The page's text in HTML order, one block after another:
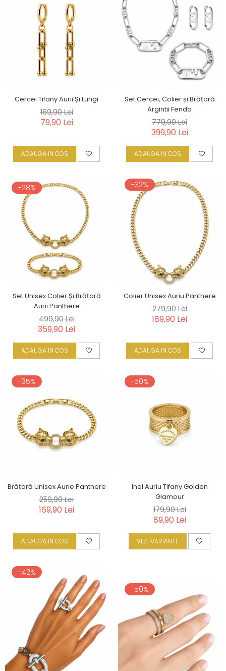
Cercei Tifany Aurii Și Lungi
169,90 Lei
79,90 Lei
ADAUGA IN COS
Set Cercei, Colier și Brățară
Argintii Fenda
779,90 Lei
399,90 Lei
ADAUGA IN COS
-28%
Set Unisex Colier Și Brățară
Aurii Panthere
499,90 Lei
359,90 Lei
ADAUGA IN COS
-32%
Colier Unisex Auriu Panthere
279,90 Lei
189,90 Lei
ADAUGA IN COS
-35%
Brățară Unisex Aurie Panthere
259,90 Lei
169,90 Lei
ADAUGA IN COS
-50%
Inel Auriu Tifany Golden
Glamour
179,90 Lei
89,90 Lei
VEZI VARIANTE
-42%
-50%